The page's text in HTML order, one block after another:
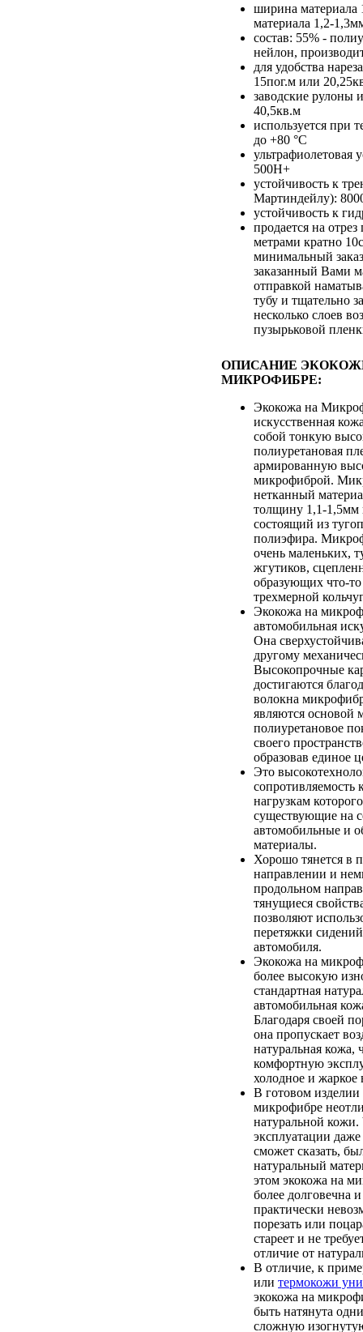
ширина материала
материала 1,2-
состав: 55% -
нейлон,
для удобства
15пог.м или
заводские рулоны
40,5кв.м
используется при
до +80 °С
ультрафиолетовая
500H+
устойчивость к
Мартиндейлу):
устойчивость к
продается на
метрами кратно
минимальный
заказанный Вами
отправкой
тубу и тщательно
несколько слоев
пузырьковой
ОПИСАНИЕ
МИКРОФИБРЕ:
Экокожа на
искусственная
собой тонкую
полиуретановая
армированную
микрофиброй.
нетканный
толщину 1,1-1,5мм
состоящий из
полиэфира.
очень маленьких,
жгутиков,
образующих что-
трехмерной
Экокожа на
автомобильная
Она
другому
Высокопрочные
достигаются
волокна
являются основой
полиуретановое
своего
образовав единое
Это
сопротивляемость
нагрузкам
существующие на
автомобильные и
материалы.
Хорошо тянется в
направлении и
продольном
тянущиеся
позволяют
перетяжки
автомобиля.
Экокожа на
более высокую
стандартная
автомобильная
Благодаря своей
она пропускает
натуральная кожа,
комфортную
холодное и жаркое
В готовом изделии
микрофибре
натуральной кожи.
эксплуатации
сможет сказать,
натуральный
этом экокожа на
более долговечна
практически
порезать или
стареет и не
отличие от
В отличие, к
или термокожи
экокожа на
быть натянута
сложную